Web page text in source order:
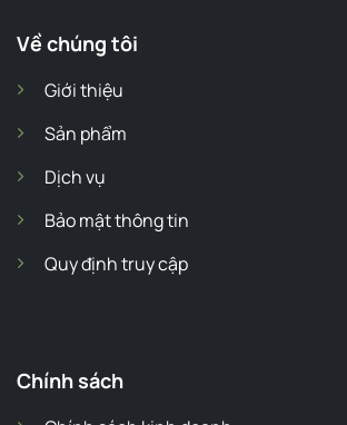
Về chúng tôi
Giới thiệu
Sản phẩm
Dịch vụ
Bảo mật thông tin
Quy định truy cập
Chính sách